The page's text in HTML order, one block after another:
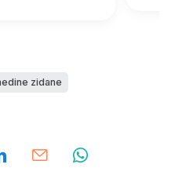
zidane